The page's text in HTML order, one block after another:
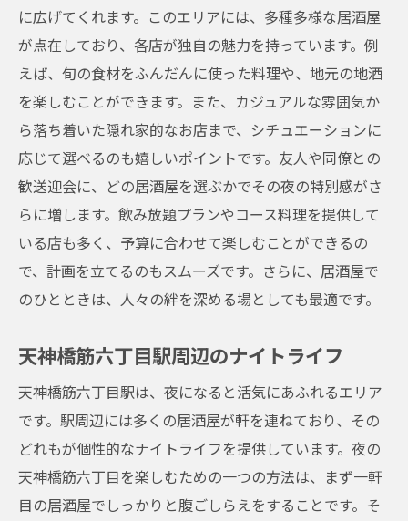
に広げてくれます。このエリアには、多種多様な居酒屋
が点在しており、各店が独自の魅力を持っています。例
えば、旬の食材をふんだんに使った料理や、地元の地酒
を楽しむことができます。また、カジュアルな雰囲気か
ら落ち着いた隠れ家的なお店まで、シチュエーションに
応じて選べるのも嬉しいポイントです。友人や同僚との
歓送迎会に、どの居酒屋を選ぶかでその夜の特別感がさ
らに増します。飲み放題プランやコース料理を提供して
いる店も多く、予算に合わせて楽しむことができるの
で、計画を立てるのもスムーズです。さらに、居酒屋で
のひとときは、人々の絆を深める場としても最適です。
天神橋筋六丁目駅周辺のナイトライフ
天神橋筋六丁目駅は、夜になると活気にあふれるエリア
です。駅周辺には多くの居酒屋が軒を連ねており、その
どれもが個性的なナイトライフを提供しています。夜の
天神橋筋六丁目を楽しむための一つの方法は、まず一軒
目の居酒屋でしっかりと腹ごしらえをすることです。そ